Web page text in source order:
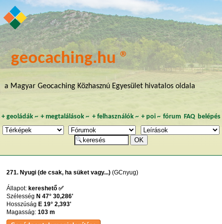
geocaching.hu ®
a Magyar Geocaching Közhasznú Egyesület hivatalos oldala
+ geoládák~ +megtalálások ~ + felhasználók~ + poi~ fórum FAQ belépés
271. Nyugi (de csak, ha süket vagy...) (GCnyug)
Állapot: kereshető ✅
Szélesség N 47° 30,286'
Hosszúság E 19° 2,393'
Magasság:103 m